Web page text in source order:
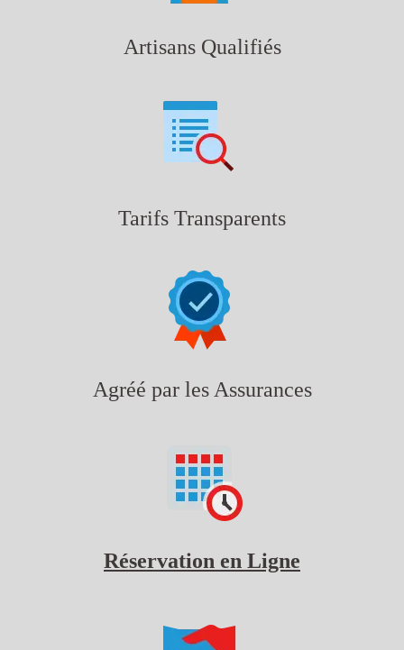
Artisans Qualifiés
Tarifs Transparents
Agréé par les Assurances
Réservation en Ligne